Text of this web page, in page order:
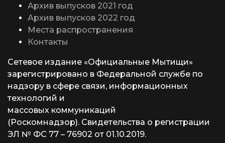
Архив выпусков 2021 год
Архив выпусков 2022 год
Места распространения
Контакты
Сетевое издание «Официальные Мытищи»
зарегистрировано в Федеральной службе по
надзору в сфере связи, информационных
технологий и
массовых коммуникаций
(Роскомнадзор). Свидетельства о регистрации
ЭЛ № ФС 77 – 76902 от 01.10.2019.